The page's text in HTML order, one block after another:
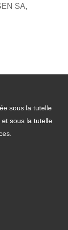
SA,
sous la tutelle
sous la tutelle